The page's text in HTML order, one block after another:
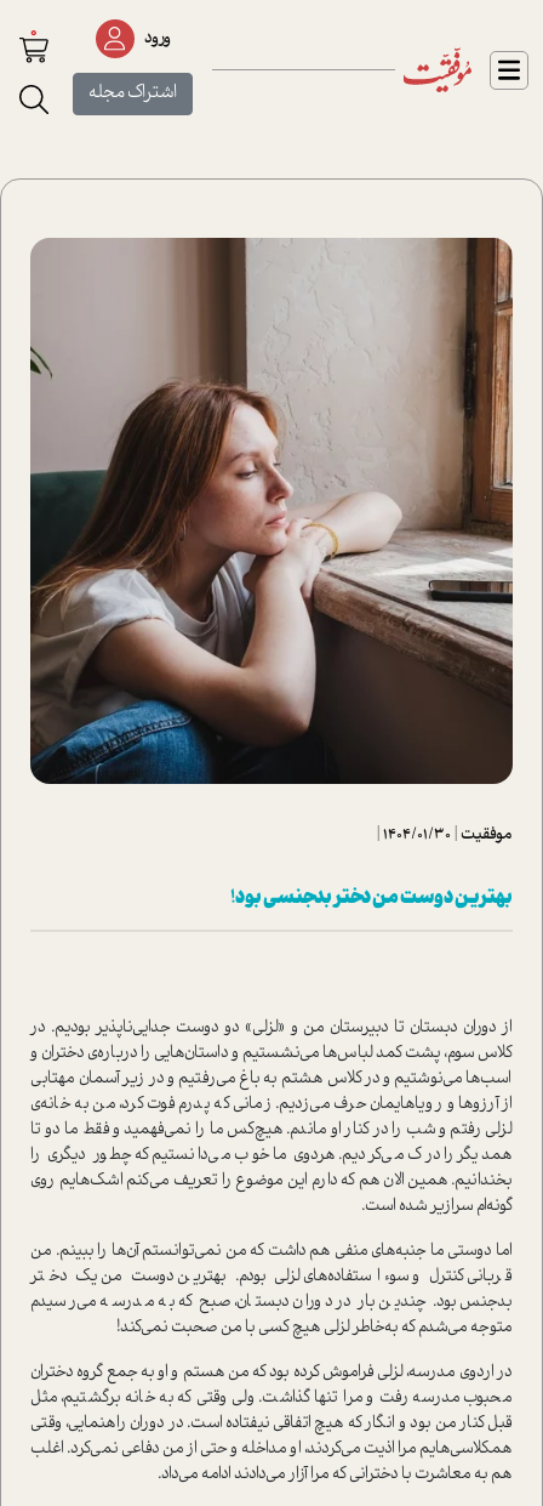
ورود
اشتراک مجله
0
موفقیت|
1404/01/30
|
بهترین دوست من دختر بدجنسی بود!
از دوران دبستان تا دبیرستان من و «لزلی» دو دوست جدایی‌ناپذیر بودیم. در
کلاس سوم، پشت کمد لباس‌ها می‌نشستیم و داستان‌هایی را درباره‌ی دختران و
اسب‌ها می‌نوشتیم و در کلاس هشتم به باغ می‌رفتیم و در زیر آسمان مهتابی
از آرزوها و رویاهایمان حرف می‌زدیم. زمانی که پدرم فوت کرد، من به خانه‌ی
لزلی رفتم و شب را در کنار او ماندم. هیچ‌کس ما را نمی‌فهمید و فقط ما دو تا
همدیگر را درک می‌کردیم. هردوی‌ ما خوب می‌دانستیم که چطور دیگری را
بخندانیم. همین الان هم که دارم این موضوع را تعریف می‌کنم اشک‌هایم روی
گونه‌ام سرازیر شده است.
اما دوستی ما جنبه‌های منفی هم داشت که من نمی‌توانستم آن‌ها را ببینم. من
قربانی کنترل و سوء‌استفاده‌های لزلی بودم. بهترین دوست من یک دختر
بدجنس بود. چندین بار در دوران دبستان، صبح که به مدرسه می‌رسیدم
متوجه می‌شدم که به‌خاطر لزلی هیچ کسی با من صحبت نمی‌کند!
در اردوی مدرسه، لزلی فراموش کرده بود که من هستم و او به جمع گروه دختران
محبوب مدرسه رفت و مرا تنها گذاشت. ولی وقتی که به خانه برگشتیم، مثل
قبل کنار من بود و انگار که هیچ اتفاقی نیفتاده است. در دوران راهنمایی، وقتی
همکلاسی‌هایم مرا اذیت می‌کردند، او مداخله و حتی از من دفاعی نمی‌کرد. اغلب
هم به معاشرت با دخترانی که مرا آزار می‌دادند ادامه می‌داد.